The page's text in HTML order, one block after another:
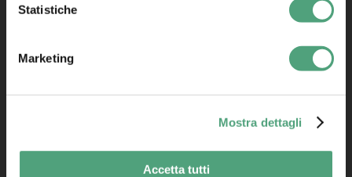
Statistiche
Marketing
Mostra dettagli
Accetta tutti